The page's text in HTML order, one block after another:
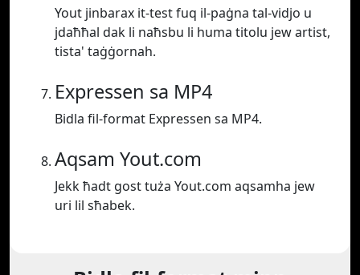
Yout jinbarax it-test fuq il-paġna tal-vidjo u
jdaħħal dak li naħsbu li huma titolu jew artist,
tista' taġġornah.
Expressen sa MP4
Bidla fil-format Expressen sa MP4.
Aqsam Yout.com
Jekk ħadt gost tuża Yout.com aqsamha jew
uri lil sħabek.